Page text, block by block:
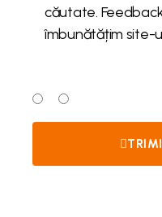
căutate.
îmbunătățim site-
Da